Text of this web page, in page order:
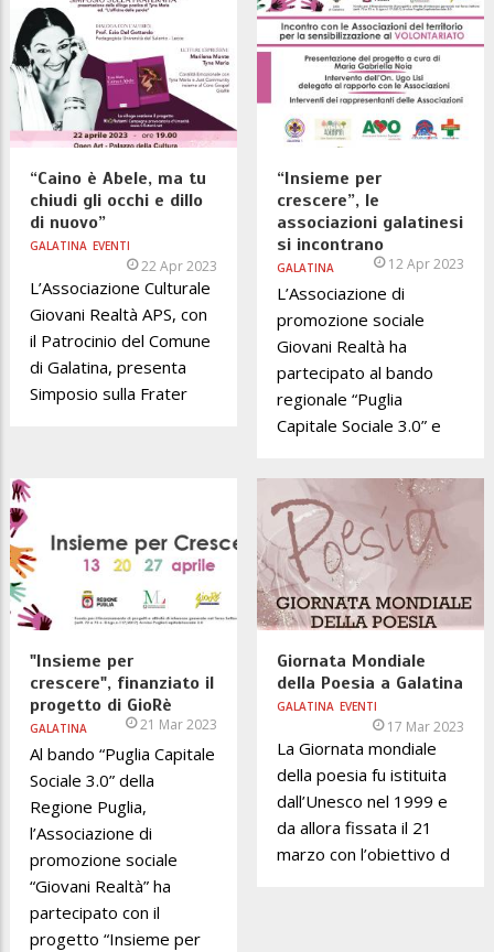
“Caino è Abele, ma tu
chiudi gli occhi e dillo
di nuovo”
GALATINA EVENTI
22 Apr 2023
L’Associazione Culturale
Giovani Realtà APS, con
il Patrocinio del Comune
di Galatina, presenta
Simposio sulla Frater
“Insieme per
crescere”, le
associazioni galatinesi
si incontrano
GALATINA 12 Apr 2023
L’Associazione di
promozione sociale
Giovani Realtà ha
partecipato al bando
regionale “Puglia
Capitale Sociale 3.0” e
"Insieme per
crescere", finanziato il
progetto di GioRè
GALATINA 21 Mar 2023
Al bando “Puglia Capitale
Sociale 3.0” della
Regione Puglia,
l’Associazione di
promozione sociale
“Giovani Realtà” ha
partecipato con il
progetto “Insieme per
Giornata Mondiale
della Poesia a Galatina
GALATINA EVENTI
17 Mar 2023
La Giornata mondiale
della poesia fu istituita
dall’Unesco nel 1999 e
da allora fissata il 21
marzo con l’obiettivo d